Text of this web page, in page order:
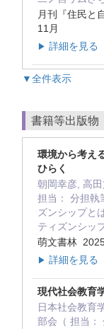
月刊『住民
11月
▶ 詳細を見る
▼全件表示
書籍等出版物
環境から考え
ひらく
朝岡幸彦, 高
担当： 分担執
ズンシップと
ティズンシッ
萌文書林
▶ 詳細を見る
現代社会教育
日本社会教育
部会（ 担当：